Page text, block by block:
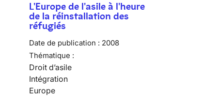
L'Europe de l'asile à l'heure
de la réinstallation des
réfugiés
Date de publication : 2008
Thématique :
Droit d’asile
Intégration
Europe